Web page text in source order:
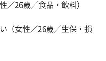
／26歳／食品・飲料）
（女性／26歳／生保・損